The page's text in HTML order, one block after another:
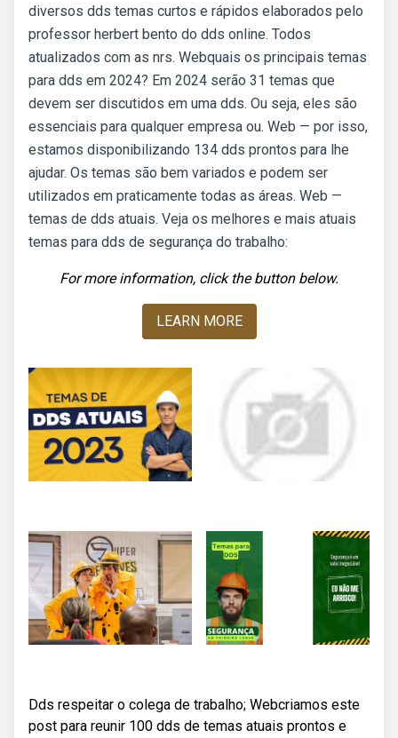
diversos dds temas curtos e rápidos elaborados pelo
professor herbert bento do dds online. Todos
atualizados com as nrs. Webquais os principais temas
para dds em 2024? Em 2024 serão 31 temas que
devem ser discutidos em uma dds. Ou seja, eles são
essenciais para qualquer empresa ou. Web — por isso,
estamos disponibilizando 134 dds prontos para lhe
ajudar. Os temas são bem variados e podem ser
utilizados em praticamente todas as áreas. Web —
temas de dds atuais. Veja os melhores e mais atuais
temas para dds de segurança do trabalho:
For more information, click the button below.
LEARN MORE
Dds respeitar o colega de trabalho; Webcriamos este
post para reunir 100 dds de temas atuais prontos e